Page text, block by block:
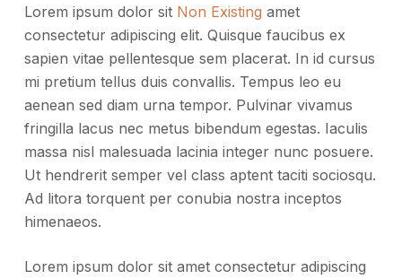
Lorem ipsum dolor sit Non Existing amet
consectetur adipiscing elit. Quisque faucibus ex
sapien vitae pellentesque sem placerat. In id cursus
mi pretium tellus duis convallis. Tempus leo eu
aenean sed diam urna tempor. Pulvinar vivamus
fringilla lacus nec metus bibendum egestas. Iaculis
massa nisl malesuada lacinia integer nunc posuere.
Ut hendrerit semper vel class aptent taciti sociosqu.
Ad litora torquent per conubia nostra inceptos
himenaeos.
Lorem ipsum dolor sit amet consectetur adipiscing